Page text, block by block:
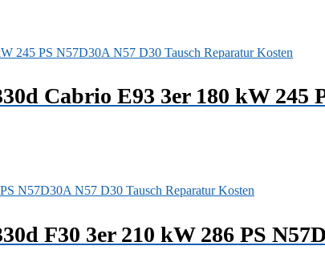
Cabrio E93 3er 180 kW 245
F30 3er 210 kW 286 PS